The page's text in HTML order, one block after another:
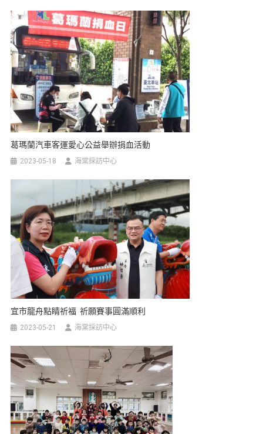
葛瑪蘭汽車客運愛心公益舉辦捐血活動
2023-05-18 海棠採訪中心
宜市龍舟點睛祈福 祈願賽事圓滿順利
2023-05-21 海棠採訪中心